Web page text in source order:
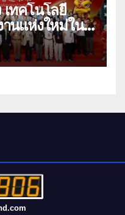
เทคโนโลยี
านแห่งใหม่ใน
านการผลิตสู่
ต้ เสริมแกร่ง